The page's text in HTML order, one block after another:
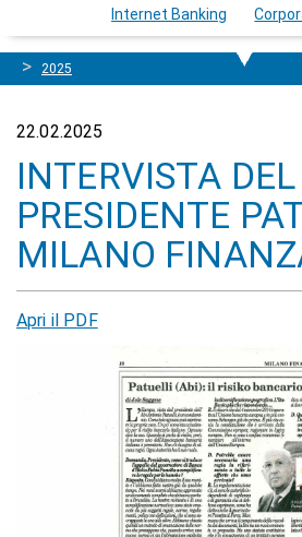
Internet Banking
2025
22.02.2025
INTERVISTA DEL
PRESIDENTE
MILANO
Apri il PDF